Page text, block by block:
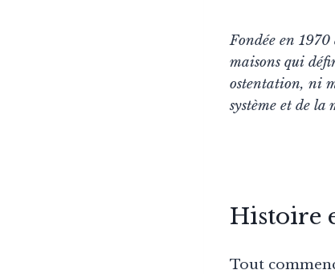
Fondée en
maisons qui
ostentation, ni
système et de la
Histoire
Tout